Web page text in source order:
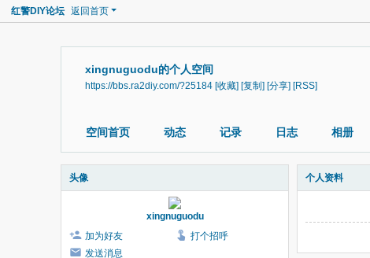
红警DIY论坛 返回首页
xingnuguodu的个人空间
https://bbs.ra2diy.com/?25184 [收藏] [复制] [分享] [RSS]
空间首页 动态 记录 日志 相册
头像
xingnuguodu
加为好友
打个招呼
发送消息
个人资料